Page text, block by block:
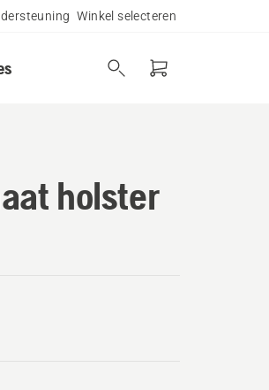
Winkel selecteren
holster